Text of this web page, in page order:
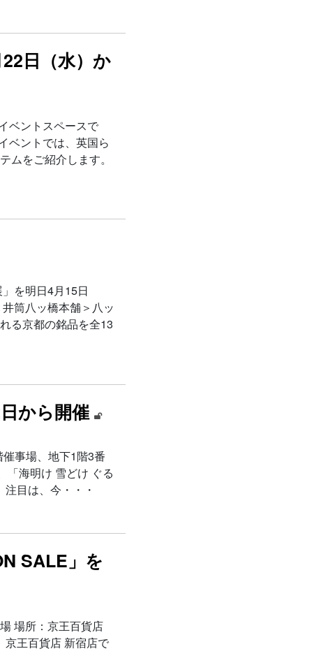
日（水）か
ベントスペースで
ベントでは、英国ら
ムをご紹介します。
を明日4月15日
筒八ッ橋本舗＞八ッ
る京都の銘品を全13
から開催
事場、地下1階3番
「海明け 雪どけ ぐる
目は、今・・・
SALE」を
場所：京王百貨店
京王百貨店 新宿店で